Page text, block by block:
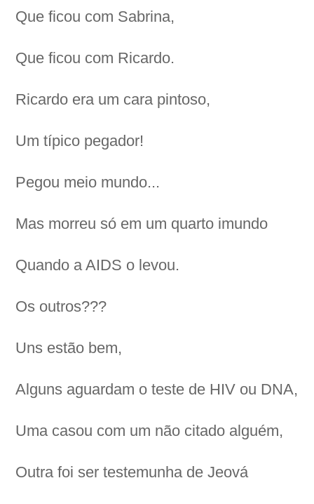
Que ficou com Sabrina,
Que ficou com Ricardo.
Ricardo era um cara pintoso,
Um típico pegador!
Pegou meio mundo...
Mas morreu só em um quarto imundo
Quando a AIDS o levou.
Os outros???
Uns estão bem,
Alguns aguardam o teste de HIV ou DNA,
Uma casou com um não citado alguém,
Outra foi ser testemunha de Jeová